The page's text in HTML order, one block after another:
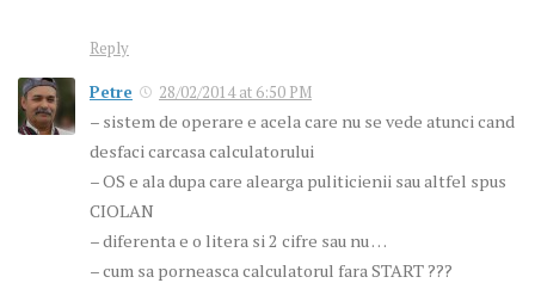
Reply
Petre 28/02/2014 at 6:50 PM
– sistem de operare e acela care nu se vede atunci cand
desfaci carcasa calculatorului
– OS e ala dupa care alearga puliticienii sau altfel spus
CIOLAN
– diferenta e o litera si 2 cifre sau nu …
– cum sa porneasca calculatorul fara START ???